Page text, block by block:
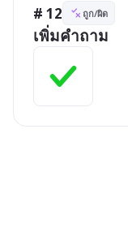
# 12 ถูก/ผิด
เพิ่มคำถาม